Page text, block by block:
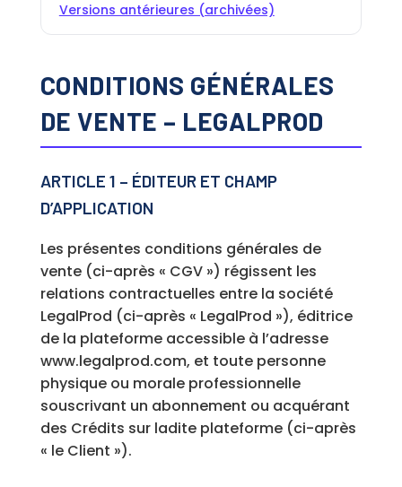
Versions antérieures (archivées)
CONDITIONS GÉNÉRALES
DE VENTE – LEGALPROD
ARTICLE 1 – ÉDITEUR ET CHAMP
D’APPLICATION
Les présentes conditions générales de
vente (ci-après « CGV ») régissent les
relations contractuelles entre la société
LegalProd (ci-après « LegalProd »), éditrice
de la plateforme accessible à l’adresse
www.legalprod.com, et toute personne
physique ou morale professionnelle
souscrivant un abonnement ou acquérant
des Crédits sur ladite plateforme (ci-après
« le Client »).